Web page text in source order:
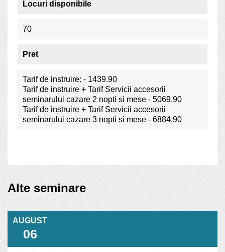
Locuri disponibile
70
Pret
Tarif de instruire: - 1439.90
Tarif de instruire + Tarif Servicii accesorii
seminarului cazare 2 nopti si mese - 5069.90
Tarif de instruire + Tarif Servicii accesorii
seminarului cazare 3 nopti si mese - 6884.90
Alte seminare
AUGUST
06